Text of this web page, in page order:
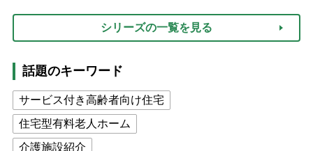
シリーズの一覧を見る
話題のキーワード
サービス付き高齢者向け住宅
住宅型有料老人ホーム
介護施設紹介